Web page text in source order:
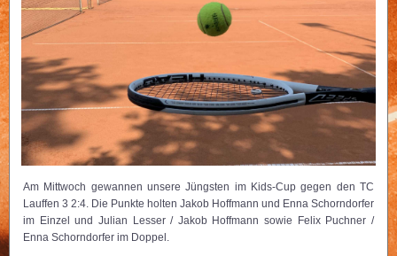
Am Mittwoch gewannen unsere Jüngsten im Kids-Cup gegen den TC
Lauffen 3 2:4. Die Punkte holten Jakob Hoffmann und Enna Schorndorfer
im Einzel und Julian Lesser / Jakob Hoffmann sowie Felix Puchner /
Enna Schorndorfer im Doppel.